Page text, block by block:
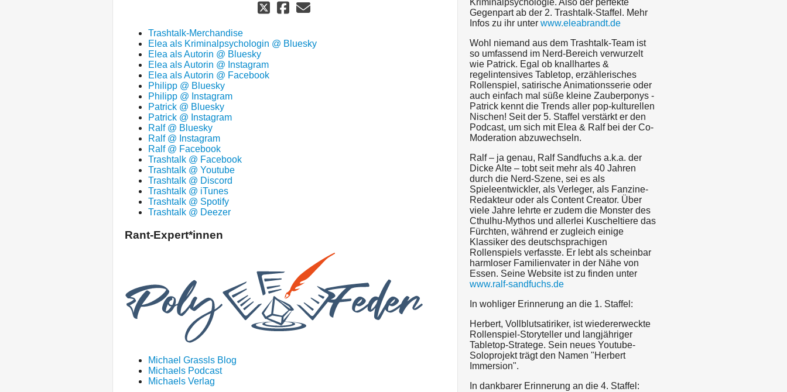
Trashtalk-Merchandise
Elea als Kriminalpsychologin @ Bluesky
Elea als Autorin @ Bluesky
Elea als Autorin @ Instagram
Elea als Autorin @ Facebook
Philipp @ Bluesky
Philipp @ Instagram
Patrick @ Bluesky
Patrick @ Instagram
Ralf @ Bluesky
Ralf @ Instagram
Ralf @ Facebook
Trashtalk @ Facebook
Trashtalk @ Youtube
Trashtalk @ Discord
Trashtalk @ iTunes
Trashtalk @ Spotify
Trashtalk @ Deezer
Rant-Expert*innen
Michael Grassls Blog
Michaels Podcast
Michaels Verlag
Kriminalpsychologie. Also der perfekte
Gegenpart ab der 2. Trashtalk-Staffel. Mehr
Infos zu ihr unter www.eleabrandt.de
Wohl niemand aus dem Trashtalk-Team ist
so umfassend im Nerd-Bereich verwurzelt
wie Patrick. Egal ob knallhartes &
regelintensives Tabletop, erzählerisches
Rollenspiel, satirische Animationsserie oder
auch einfach mal süße kleine Zauberponys -
Patrick kennt die Trends aller pop-kulturellen
Nischen! Seit der 5. Staffel verstärkt er den
Podcast, um sich mit Elea & Ralf bei der Co-
Moderation abzuwechseln.
Ralf – ja genau, Ralf Sandfuchs a.k.a. der
Dicke Alte – tobt seit mehr als 40 Jahren
durch die Nerd-Szene, sei es als
Spieleentwickler, als Verleger, als Fanzine-
Redakteur oder als Content Creator. Über
viele Jahre lehrte er zudem die Monster des
Cthulhu-Mythos und allerlei Kuscheltiere das
Fürchten, während er zugleich einige
Klassiker des deutschsprachigen
Rollenspiels verfasste. Er lebt als scheinbar
harmloser Familienvater in der Nähe von
Essen. Seine Website ist zu finden unter
www.ralf-sandfuchs.de
In wohliger Erinnerung an die 1. Staffel:
Herbert, Vollblutsatiriker, ist wiedererweckte
Rollenspiel-Storyteller und langjähriger
Tabletop-Stratege. Sein neues Youtube-
Soloprojekt trägt den Namen "Herbert
Immersion".
In dankbarer Erinnerung an die 4. Staffel: